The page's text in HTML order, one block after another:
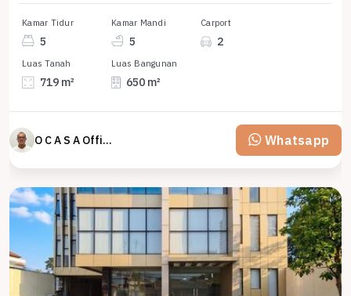
Kamar Tidur
5
Kamar Mandi
5
Carport
2
Luas Tanah
719 m²
Luas Bangunan
650 m²
O C A S A Official property perfected Whatsapp